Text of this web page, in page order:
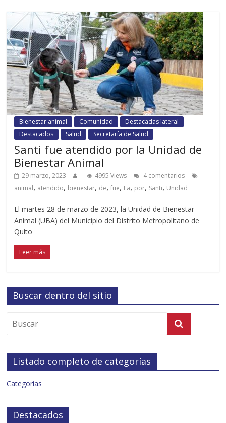
Bienestar animal Comunidad
Destacadas lateral
Destacados
Salud Secretaría de Salud
Santi fue atendido por la Unidad de
Bienestar Animal
29 marzo, 2023 4995 Views
4 comentarios
animal, atendido, bienestar, de,fue, La, por, Santi, Unidad
El martes 28 de marzo de 2023, la Unidad de Bienestar
Animal (UBA) del Municipio del Distrito Metropolitano de
Quito
Leer más
Buscar dentro del sitio
Listado completo de categorías
Categorías
Destacados